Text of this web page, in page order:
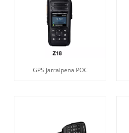
GPS jarraipena POC